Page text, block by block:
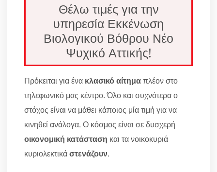
Θέλω τιμές για την
υπηρεσία Εκκένωση
Βιολογικού Βόθρου Νέο
Ψυχικό Αττικής!
Πρόκειται για ένα κλασικό αίτημαπλέον στο
τηλεφωνικό μας κέντρο. Όλο και συχνότερα ο
στόχος είναι να μάθει κάποιος μία τιμή για να
κινηθεί ανάλογα. Ο κόσμος είναι σε δυσχερή
οικονομική κατάσταση και τα νοικοκυριά
κυριολεκτικάστενάζουν.